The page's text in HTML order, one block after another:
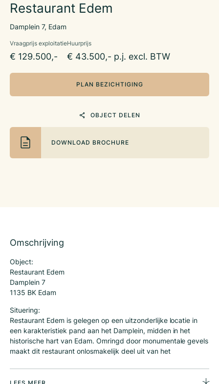
Restaurant Edem
Damplein 7, Edam
Vraagprijs exploitatie
€ 129.500,-
Huurprijs
€ 43.500,- p.j. excl. BTW
PLAN BEZICHTIGING
OBJECT DELEN
DOWNLOAD BROCHURE
Omschrijving
Object:
Restaurant Edem
Damplein 7
1135 BK Edam
Situering:
Restaurant Edem is gelegen op een uitzonderlijke locatie in
een karakteristiek pand aan het Damplein, midden in het
historische hart van Edam. Omringd door monumentale gevels
maakt dit restaurant onlosmakelijk deel uit van het
staat nationaal en internationaal bekend om haar kaasmarkt,
pittoreske centrum en de nabijheid van het Markermeer, wat